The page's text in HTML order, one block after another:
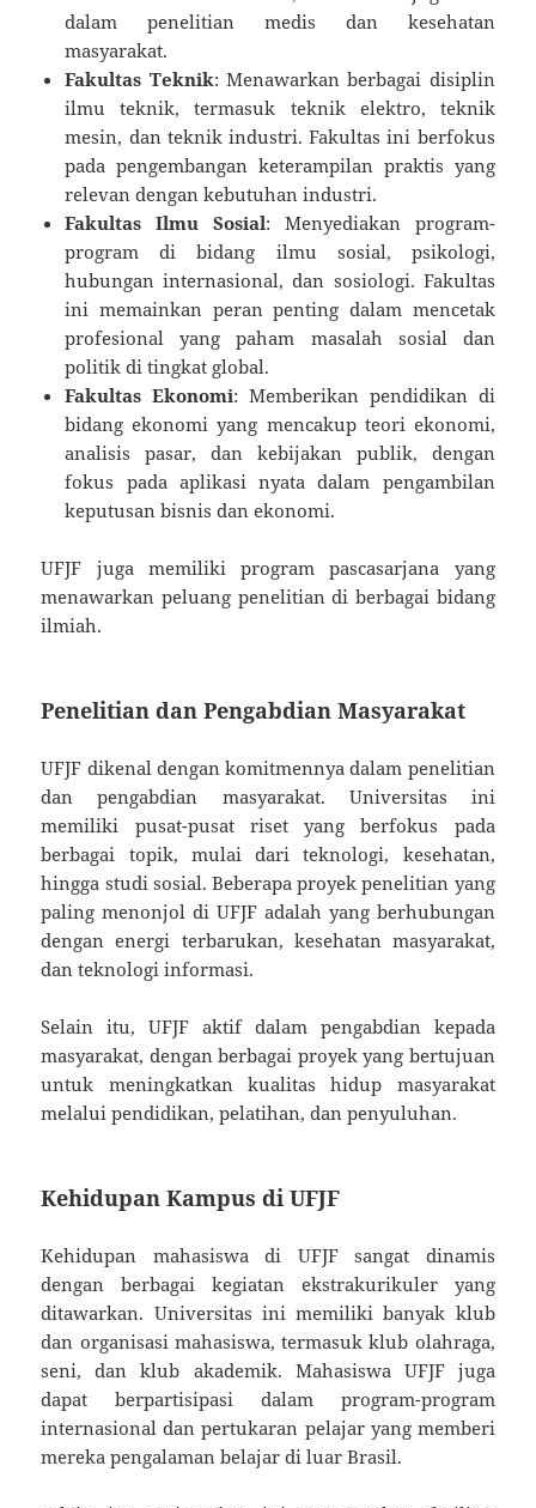
dalam penelitian medis dan kesehatan
masyarakat.
Fakultas Teknik: Menawarkan berbagai disiplin
ilmu teknik, termasuk teknik elektro, teknik
mesin, dan teknik industri. Fakultas ini berfokus
pada pengembangan keterampilan praktis yang
relevan dengan kebutuhan industri.
Fakultas Ilmu Sosial: Menyediakan program-
program di bidang ilmu sosial, psikologi,
hubungan internasional, dan sosiologi. Fakultas
ini memainkan peran penting dalam mencetak
profesional yang paham masalah sosial dan
politik di tingkat global.
Fakultas Ekonomi: Memberikan pendidikan di
bidang ekonomi yang mencakup teori ekonomi,
analisis pasar, dan kebijakan publik, dengan
fokus pada aplikasi nyata dalam pengambilan
keputusan bisnis dan ekonomi.
UFJF juga memiliki program pascasarjana yang
menawarkan peluang penelitian di berbagai bidang
ilmiah.
Penelitian dan Pengabdian Masyarakat
UFJF dikenal dengan komitmennya dalam penelitian
dan pengabdian masyarakat. Universitas ini
memiliki pusat-pusat riset yang berfokus pada
berbagai topik, mulai dari teknologi, kesehatan,
hingga studi sosial. Beberapa proyek penelitian yang
paling menonjol di UFJF adalah yang berhubungan
dengan energi terbarukan, kesehatan masyarakat,
dan teknologi informasi.
Selain itu, UFJF aktif dalam pengabdian kepada
masyarakat, dengan berbagai proyek yang bertujuan
untuk meningkatkan kualitas hidup masyarakat
melalui pendidikan, pelatihan, dan penyuluhan.
Kehidupan Kampus di UFJF
Kehidupan mahasiswa di UFJF sangat dinamis
dengan berbagai kegiatan ekstrakurikuler yang
ditawarkan. Universitas ini memiliki banyak klub
dan organisasi mahasiswa, termasuk klub olahraga,
seni, dan klub akademik. Mahasiswa UFJF juga
dapat berpartisipasi dalam program-program
internasional dan pertukaran pelajar yang memberi
mereka pengalaman belajar di luar Brasil.